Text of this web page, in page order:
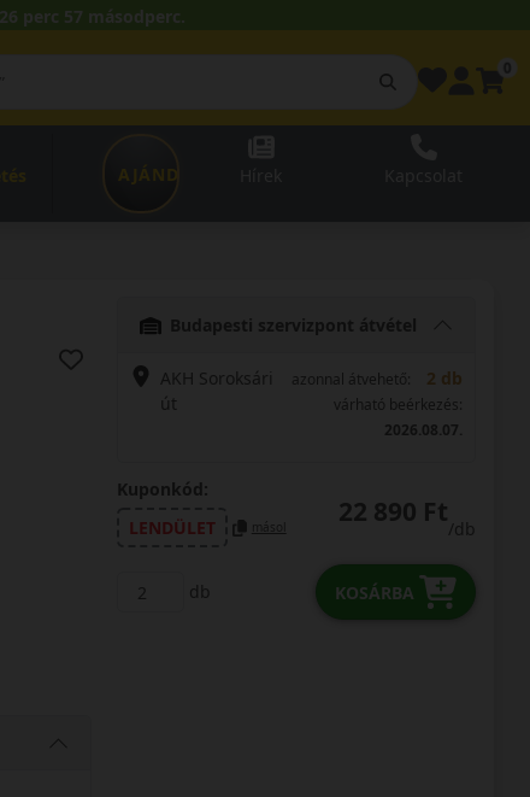
perc 56 másodperc.
AJÁNDÉKUTALVÁNY
Budapesti szervizpont átvétel
AKH Soroksári
út
azonnal átvehető: 2 db
várható beérkezés:
2026.08.07.
Kuponkód:
LENDÜLET
másol 22 890 Ft
/db
db KOSÁRBA